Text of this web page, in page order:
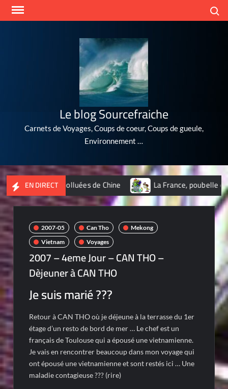
Skip
Le blog Sourcefraiche
Carnets de Voyages, Coups de coeur, Coups de gueule,
Environnement …
EN DIRECT
les plus polluées de Chine La France, poubelle du
2007-05 Can Tho
Mekong
Vietnam
Voyages
2007 – 4eme Jour – CAN THO –
Dèjeuner à CAN THO
Je suis marié ???
Retour à CAN THO où je déjeune à la terrasse du 1er
étage d’un resto de bord de mer … Le chef est un
français de Toulouse qui a épousé une vietnamienne.
Je vais en rencontrer beaucoup dans mon voyage qui
ont épousé une vietnamienne et sont restés ici … Une
maladie contagieuse ??? (rire)